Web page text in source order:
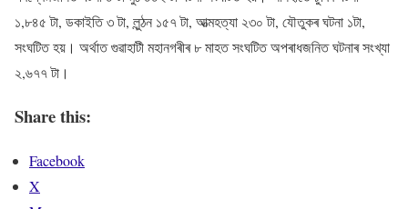
১,৮৪৫ টা, ডকাইতি ৩ টা, লুন্ঠন ১৫৭ টা, আত্মহত্যা ২৩০ টা, যৌতুকৰ ঘটনা ১টা,
সংঘটিত হয়। অৰ্থাত গুৱাহাটী মহানগৰীৰ ৮ মাহত সংঘটিত অপৰাধজনিত ঘটনাৰ সংখ্যা
২,৬৭৭ টা।
Share this:
Facebook
X